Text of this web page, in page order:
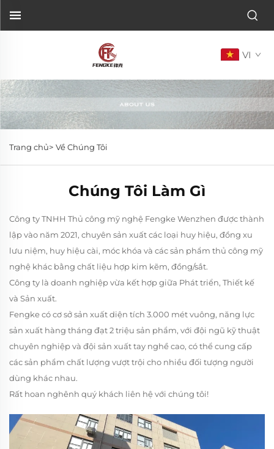
VI
Trang chủ> Về Chúng Tôi
Chúng Tôi Làm Gì
Công ty TNHH Thủ công mỹ nghệ Fengke Wenzhen được thành
lập vào năm 2021, chuyên sản xuất các loại huy hiệu, đồng xu
lưu niệm, huy hiệu cài, móc khóa và các sản phẩm thủ công mỹ
nghệ khác bằng chất liệu hợp kim kẽm, đồng/sắt.
Công ty là doanh nghiệp vừa kết hợp giữa Phát triển, Thiết kế
và Sản xuất.
Fengke có cơ sở sản xuất diện tích 3.000 mét vuông, năng lực
sản xuất hàng tháng đạt 2 triệu sản phẩm, với đội ngũ kỹ thuật
chuyên nghiệp và đội sản xuất tay nghề cao, có thể cung cấp
các sản phẩm chất lượng vượt trội cho nhiều đối tượng người
dùng khác nhau.
Rất hoan nghênh quý khách liên hệ với chúng tôi!